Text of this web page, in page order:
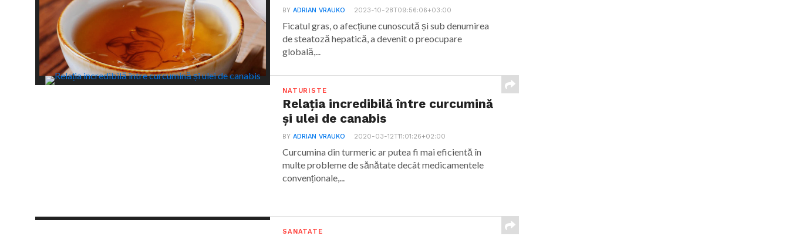
BYADRIAN VRAUKO 2023-10-28T09:56:06+03:00
Ficatul gras, o afecțiune cunoscută și sub denumirea
de steatoză hepatică, a devenit o preocupare
globală,...
NATURISTE
Relația incredibilă între curcumină
și ulei de canabis
BYADRIAN VRAUKO 2020-03-12T11:01:26+02:00
Curcumina din turmeric ar putea fi mai eficientă în
multe probleme de sănătate decât medicamentele
convenționale,...
SANATATE